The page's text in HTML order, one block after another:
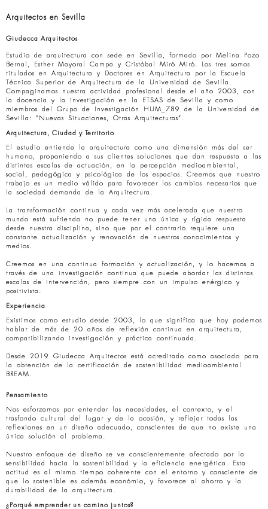
Arquitectos en Sevilla
Giudecca Arquitectos
Estudio de arquitectura con sede en Sevilla, formado por Melina Pozo
Bernal, Esther Mayoral Campa y Cristóbal Miró Miró. Los tres somos
titulados en Arquitectura y Doctores en Arquitectura por la Escuela
Técnica Superior de Arquitectura de la Universidad de Sevilla.
Compaginamos nuestra actividad profesional desde el año 2003, con
la docencia y la investigación en la ETSAS de Sevilla y como
miembros del Grupo de Investigación HUM_789 de la Universidad de
Sevilla: “Nuevas Situaciones, Otras Arquitecturas”.
Arquitectura, Ciudad y Territorio
El estudio entiende la arquitectura como una dimensión más del ser
humano, proponiendo a sus clientes soluciones que dan respuesta a las
distintas escalas de actuación, en la percepción medioambiental,
social, pedagógica y psicológica de los espacios. Creemos que nuestro
trabajo es un medio válido para favorecer los cambios necesarios que
la sociedad demanda de la Arquitectura.
La transformación continua y cada vez más acelerada que nuestro
mundo está sufriendo no puede tener una única y rígida respuesta
desde nuestra disciplina, sino que por el contrario requiere una
constante actualización y renovación de nuestros conocimientos y
medios.
Creemos en una continua formación y actualización, y lo hacemos a
través de una investigación continua que puede abordar las distintas
escalas de intervención, pero siempre con un impulso enérgico y
positivista.
Experiencia
Existimos como estudio desde 2003, lo que significa que hoy podemos
hablar de más de 20 años de reflexión continua en arquitectura,
compatibilizando investigación y práctica continuada.
Desde 2019 Giudecca Arquitectos está acreditado como asociado para
la obtención de la certificación de sostenibilidad medioambiental
BREAM.
Pensamiento
Nos esforzamos por entender las necesidades, el contexto, y el
trasfondo cultural del lugar y de la ocasión, y reflejar todas las
reflexiones en un diseño adecuado, conscientes de que no existe una
única solución al problema.
Nuestro enfoque de diseño se ve conscientemente afectado por la
sensibilidad hacia la sostenibilidad y la eficiencia energética. Esta
actitud es al mismo tiempo coherente con el entorno y consciente de
que lo sostenible es además económio, y favorece al ahorro y la
durabilidad de la arquitectura.
¿Porqué emprender un camino juntos?